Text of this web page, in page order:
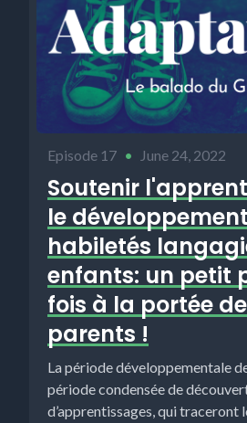
Episode 17 • June 24, 2022
Soutenir
le
habiletés
enfants: un petit
fois à la portée
parents !
La période développementale
période condensée de
d’apprentissages, qui traceront